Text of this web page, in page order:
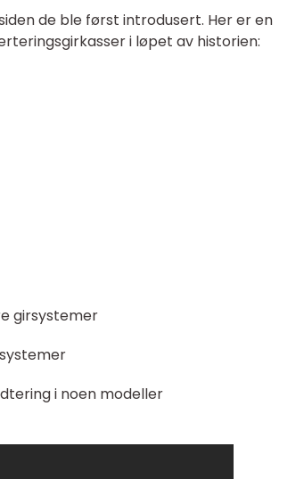
de ble først introdusert. Her er en
i løpet av historien:
girsystemer
i noen modeller